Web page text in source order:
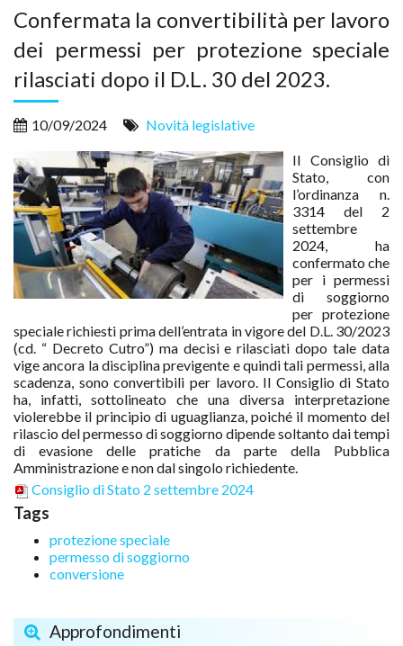
Confermata la convertibilità per lavoro
dei permessi per protezione speciale
rilasciati dopo il D.L. 30 del 2023.
10/09/2024 Novità legislative
Il Consiglio di
Stato, con
l’ordinanza n.
3314 del 2
settembre
2024, ha
confermato che
per i permessi
di soggiorno
per protezione
speciale richiesti prima dell’entrata in vigore del D.L. 30/2023
(cd. “ Decreto Cutro”) ma decisi e rilasciati dopo tale data
vige ancora la disciplina previgente e quindi tali permessi, alla
scadenza, sono convertibili per lavoro. Il Consiglio di Stato
ha, infatti, sottolineato che una diversa interpretazione
violerebbe il principio di uguaglianza, poiché il momento del
rilascio del permesso di soggiorno dipende soltanto dai tempi
di evasione delle pratiche da parte della Pubblica
Amministrazione e non dal singolo richiedente.
Consiglio di Stato 2 settembre 2024
Tags
protezione speciale
permesso di soggiorno
conversione
Approfondimenti